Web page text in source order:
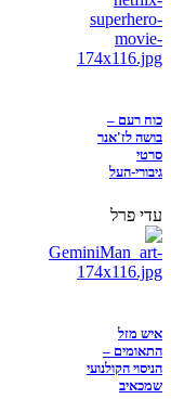
כוח רעם –
בושה לז'אנר
סרטי
גיבורי-העל
עדי פרל
איש מזל
התאומים –
הניסוי הקולנועי
שמכאיב